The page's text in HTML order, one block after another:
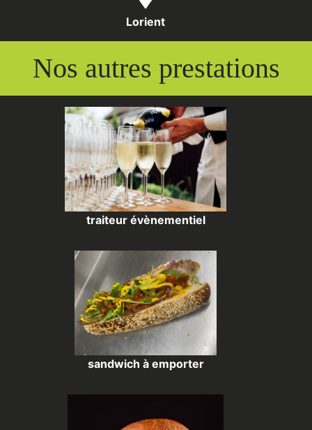
Lorient
Nos autres prestations
traiteur évènementiel
sandwich à emporter